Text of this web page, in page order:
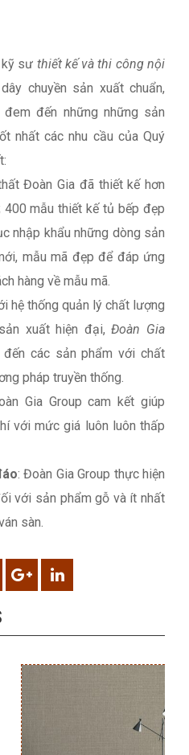
sư thiết kế và thi công nội
chuyền sản xuất chuẩn,
đem đến những những sản
nhất các nhu cầu của Quý
Đoàn Gia đã thiết kế hơn
mẫu thiết kế tủ bếp đẹp
nhập khẩu những dòng sản
mẫu mã đẹp để đáp ứng
hàng về mẫu mã.
hệ thống quản lý chất lượng
xuất hiện đại,Đoàn Gia
các sản phẩm với chất
pháp truyền thống.
Gia Group cam kết giúp
với mức giá luôn luôn thấp
: Đoàn Gia Group thực hiện
với sản phẩm gỗ và ít nhất
sàn.